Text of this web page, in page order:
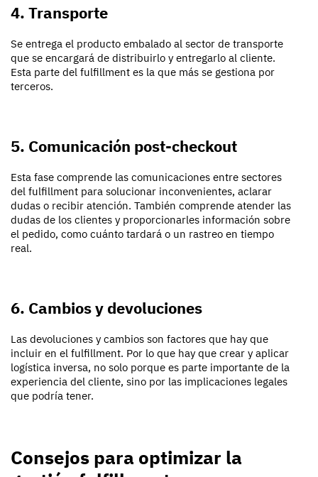
4. Transporte
Se entrega el producto embalado al sector de transporte
que se encargará de distribuirlo y entregarlo al cliente.
Esta parte del fulfillment es la que más se gestiona por
terceros.
5. Comunicación post-checkout
Esta fase comprende las comunicaciones entre sectores
del fulfillment para solucionar inconvenientes, aclarar
dudas o recibir atención. También comprende atender las
dudas de los clientes y proporcionarles información sobre
el pedido, como cuánto tardará o un rastreo en tiempo
real.
6. Cambios y devoluciones
Las devoluciones y cambios son factores que hay que
incluir en el fulfillment. Por lo que hay que crear y aplicar
logística inversa, no solo porque es parte importante de la
experiencia del cliente, sino por las implicaciones legales
que podría tener.
Consejos para optimizar la